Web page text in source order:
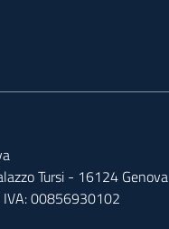
Tursi - 16124 Genova
IVA: 00856930102